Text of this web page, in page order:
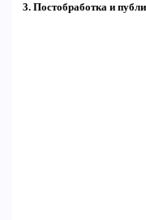
3. Постобработка и